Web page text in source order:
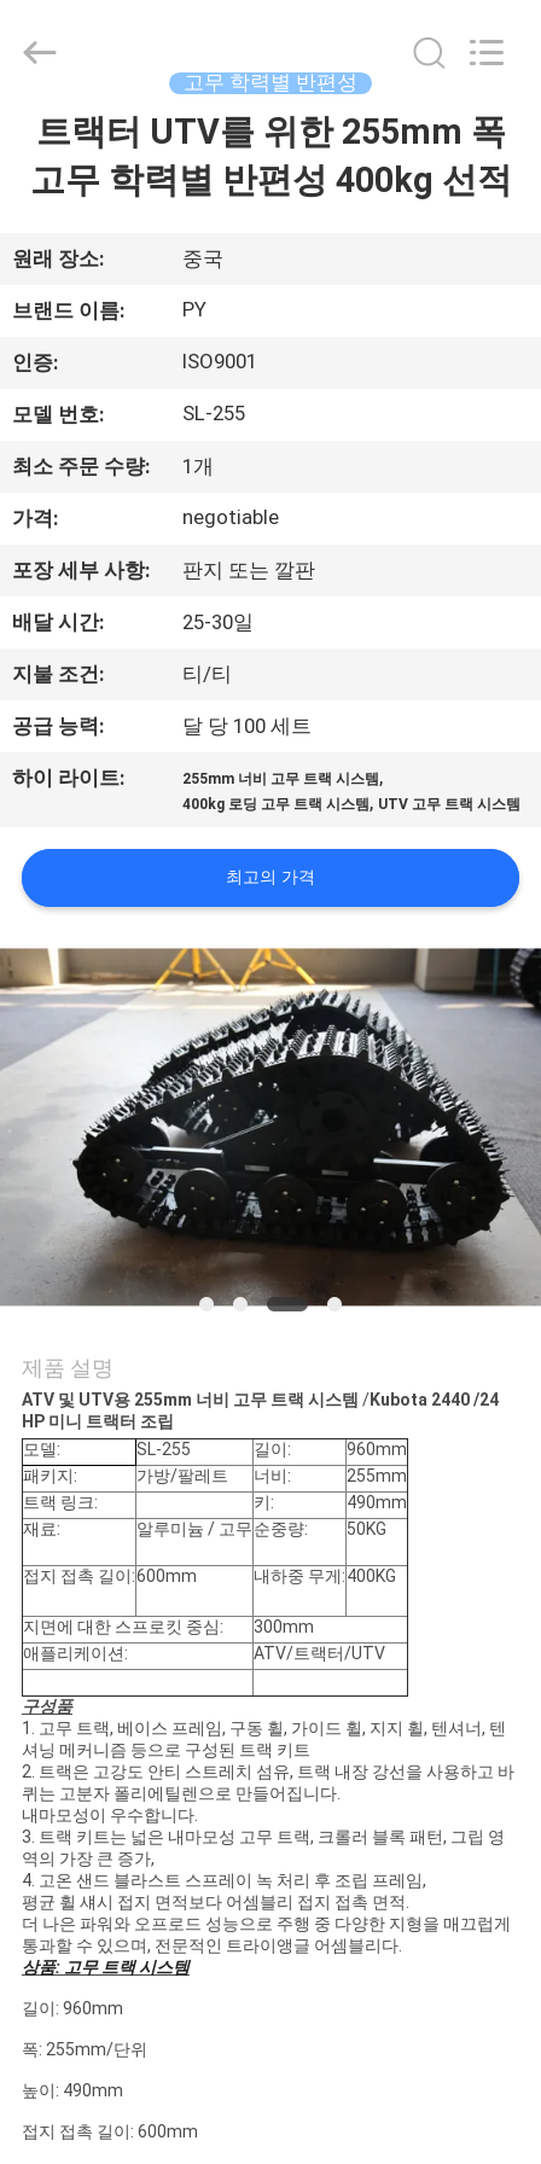
품
회
사
공
장
견
학
질
관
리
의
하
조
회
를
요
청
하
다
NEWS
사
이
트
맵
PRIVACY
POLICY
Shanghai
Reserved.
고무 학력별 반편성
트랙터 UTV를 위한 255mm 폭
고무 학력별 반편성 400kg 선적
원래 장소: 중국
브랜드 이름: PY
인증: ISO9001
모델 번호: SL-255
최소 주문 수량: 1개
가격: negotiable
포장 세부 사항: 판지 또는 깔판
배달 시간: 25-30일
지불 조건: 티/티
공급 능력: 달 당 100 세트
하이 라이트: 255mm 너비 고무 트랙 시스템 ,
400kg 로딩 고무 트랙 시스템 , UTV 고무 트랙 시스템
최고의 가격
제품 설명
ATV 및 UTV용 255mm 너비 고무 트랙 시스템 /Kubota 2440 /24
HP 미니 트랙터 조립
모델:
SL-255 길이:
960mm
패키지:
가방/팔레트 너비:
255mm
트랙 링크:
키:
490mm
재료:
알루미늄 / 고무순중량: 50KG
접지 접촉 길이:600mm 내하중 무게:400KG
지면에 대한 스프로킷 중심:
300mm
애플리케이션:
ATV/트랙터/UTV
구성품
1. 고무 트랙, 베이스 프레임, 구동 휠, 가이드 휠, 지지 휠, 텐셔너, 텐
셔닝 메커니즘 등으로 구성된 트랙 키트
2. 트랙은 고강도 안티 스트레치 섬유, 트랙 내장 강선을 사용하고 바
퀴는 고분자 폴리에틸렌으로 만들어집니다.
내마모성이 우수합니다.
3. 트랙 키트는 넓은 내마모성 고무 트랙, 크롤러 블록 패턴, 그립 영
역의 가장 큰 증가,
4. 고온 샌드 블라스트 스프레이 녹 처리 후 조립 프레임,
평균 휠 섀시 접지 면적보다 어셈블리 접지 접촉 면적.
더 나은 파워와 오프로드 성능으로 주행 중 다양한 지형을 매끄럽게
통과할 수 있으며, 전문적인 트라이앵글 어셈블리다.
상품: 고무 트랙 시스템
길이: 960mm
폭: 255mm/단위
높이: 490mm
접지 접촉 길이: 600mm